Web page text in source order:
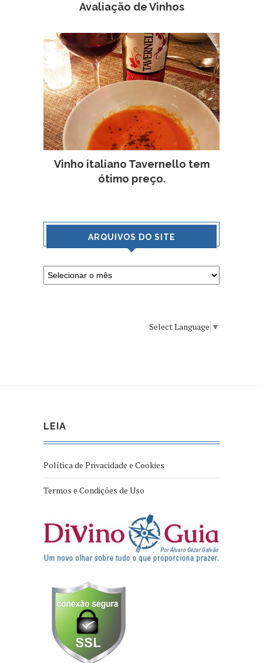
Avaliação de Vinhos
Vinho italiano Tavernello tem
ótimo preço.
ARQUIVOS DO SITE
Select Language ▼
LEIA
Política de Privacidade e Cookies
Termos e Condições de Uso